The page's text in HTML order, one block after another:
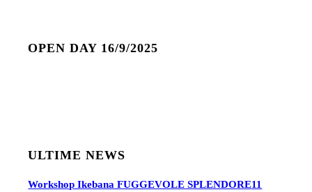
OPEN DAY 16/9/2025
ULTIME NEWS
Workshop Ikebana FUGGEVOLE SPLENDORE11